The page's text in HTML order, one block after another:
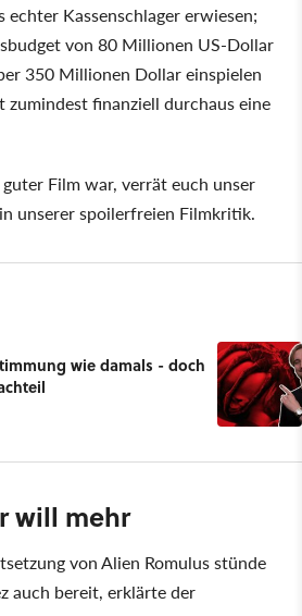
echter Kassenschlager erwiesen;
von 80 Millionen US-Dollar
350 Millionen Dollar einspielen
finanziell durchaus eine
Film war, verrät euch unser
unserer spoilerfreien Filmkritik.
wie damals - doch
will mehr
von Alien Romulus stünde
auch bereit, erklärte der